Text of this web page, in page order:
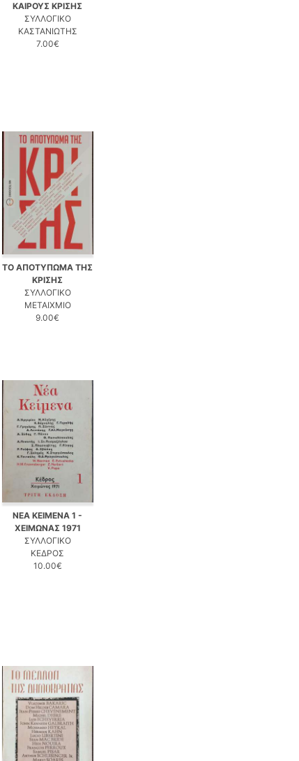
ΚΑΙΡΟΥΣ ΚΡΙΣΗΣ
ΣΥΛΛΟΓΙΚΟ
ΚΑΣΤΑΝΙΩΤΗΣ
7.00€
ΤΟ ΑΠΟΤΥΠΩΜΑ ΤΗΣ
ΚΡΙΣΗΣ
ΣΥΛΛΟΓΙΚΟ
ΜΕΤΑΙΧΜΙΟ
9.00€
ΝΕΑ ΚΕΙΜΕΝΑ 1 -
ΧΕΙΜΩΝΑΣ 1971
ΣΥΛΛΟΓΙΚΟ
ΚΕΔΡΟΣ
10.00€